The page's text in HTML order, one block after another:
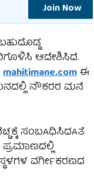
Join Now
ಆದೇಶಿಸಿದೆ.
mahitimane.comಈ
ನೌಕರರ ಮನೆ
ಸಂಬAಧಿಸಿದAತೆ
ವರ್ಗೀಕರಣದ